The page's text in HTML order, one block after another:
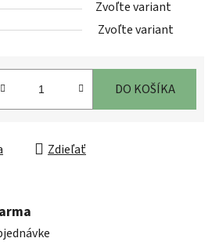
Zvoľte variant
Zvoľte variant
DO KOŠÍKA
Zdieľať